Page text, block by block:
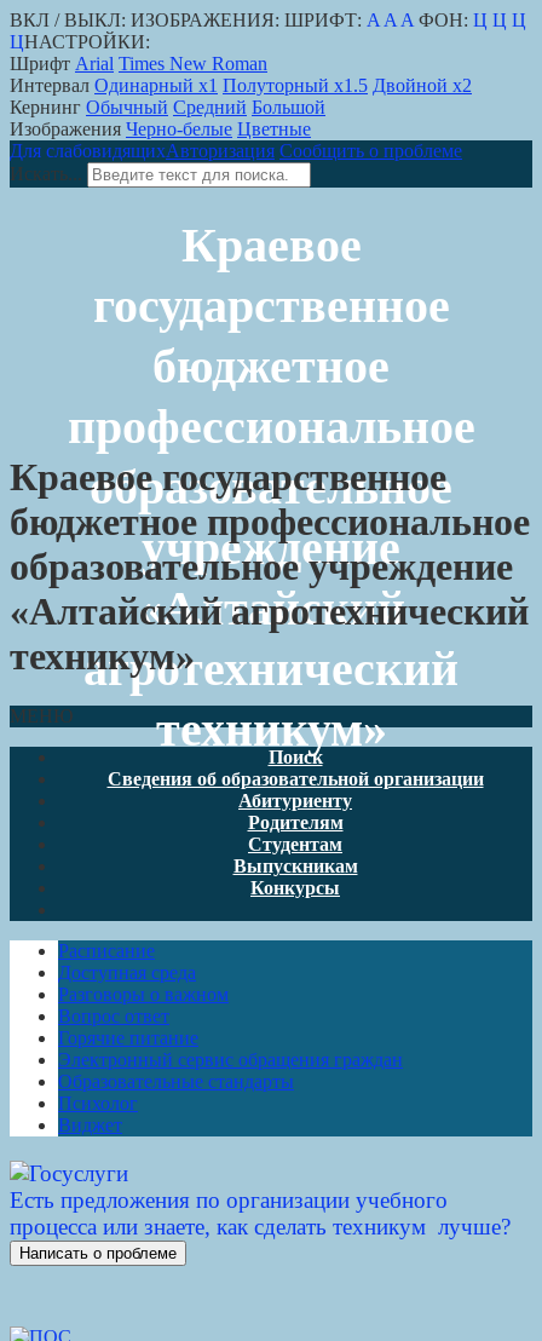
ВКЛ / ВЫКЛ: ИЗОБРАЖЕНИЯ: ШРИФТ: A A A ФОН: Ц Ц Ц
ЦНАСТРОЙКИ:
Шрифт Arial Times New Roman
Интервал Одинарный х1 Полуторный х1.5 Двойной х2
Кернинг Обычный Средний Большой
Изображения Черно-белые Цветные
Для слабовидящихАвторизация Сообщить о проблеме
Искать...
Краевое
государственное
бюджетное
профессиональное
образовательное
учреждение
«Алтайский
агротехнический
техникум»
Краевое государственное
бюджетное профессиональное
образовательное учреждение
«Алтайский агротехнический
техникум»
МЕНЮ
Поиск
Сведения об образовательной организации
Абитуриенту
Родителям
Студентам
Выпускникам
Конкурсы
Расписание
Доступная среда
Разговоры о важном
Вопрос ответ
Горячие питание
Электронный сервис обращения граждан
Образовательные стандарты
Психолог
Виджет
Есть предложения по организации учебного
процесса или знаете, как сделать техникум лучше?
Написать о проблеме